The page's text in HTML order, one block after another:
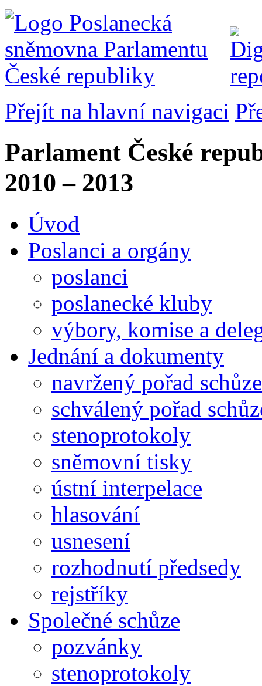
Přejít na hlavní navigaci
Parlament České
2010 – 2013
Úvod
Poslanci a orgány
poslanci
poslanecké kluby
výbory, komise a
Jednání a dokumenty
navržený pořad schůze
schválený pořad
stenoprotokoly
sněmovní tisky
ústní interpelace
hlasování
usnesení
rozhodnutí předsedy
rejstříky
Společné schůze
pozvánky
stenoprotokoly